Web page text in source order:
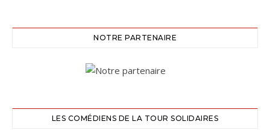
NOTRE PARTENAIRE
LES COMÉDIENS DE LA TOUR SOLIDAIRES